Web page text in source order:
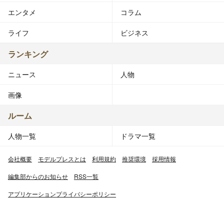
エンタメ コラム
ライフ ビジネス
ランキング
ニュース 人物
画像
ルーム
人物一覧 ドラマ一覧
会社概要 モデルプレスとは 利用規約 推奨環境 採用情報
編集部からのお知らせ RSS一覧
アプリケーションプライバシーポリシー